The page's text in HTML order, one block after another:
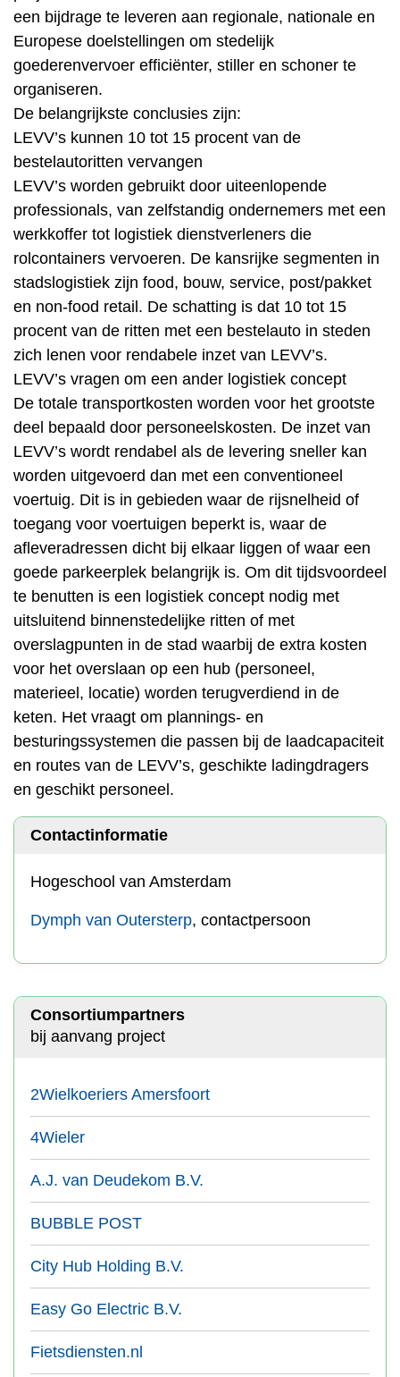
een bijdrage te leveren aan regionale, nationale en
Europese doelstellingen om stedelijk
goederenvervoer efficiënter, stiller en schoner te
organiseren.
De belangrijkste conclusies zijn:
LEVV’s kunnen 10 tot 15 procent van de
bestelautoritten vervangen
LEVV’s worden gebruikt door uiteenlopende
professionals, van zelfstandig ondernemers met een
werkkoffer tot logistiek dienstverleners die
rolcontainers vervoeren. De kansrijke segmenten in
stadslogistiek zijn food, bouw, service, post/pakket
en non-food retail. De schatting is dat 10 tot 15
procent van de ritten met een bestelauto in steden
zich lenen voor rendabele inzet van LEVV’s.
LEVV’s vragen om een ander logistiek concept
De totale transportkosten worden voor het grootste
deel bepaald door personeelskosten. De inzet van
LEVV’s wordt rendabel als de levering sneller kan
worden uitgevoerd dan met een conventioneel
voertuig. Dit is in gebieden waar de rijsnelheid of
toegang voor voertuigen beperkt is, waar de
afleveradressen dicht bij elkaar liggen of waar een
goede parkeerplek belangrijk is. Om dit tijdsvoordeel
te benutten is een logistiek concept nodig met
uitsluitend binnenstedelijke ritten of met
overslagpunten in de stad waarbij de extra kosten
voor het overslaan op een hub (personeel,
materieel, locatie) worden terugverdiend in de
keten. Het vraagt om plannings- en
besturingssystemen die passen bij de laadcapaciteit
en routes van de LEVV’s, geschikte ladingdragers
en geschikt personeel.
Contactinformatie
Hogeschool van Amsterdam
Dymph van Outersterp, contactpersoon
Consortiumpartners
bij aanvang project
2Wielkoeriers Amersfoort
4Wieler
A.J. van Deudekom B.V.
BUBBLE POST
City Hub Holding B.V.
Easy Go Electric B.V.
Fietsdiensten.nl